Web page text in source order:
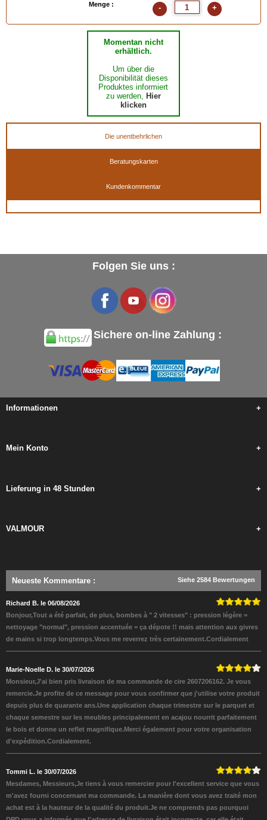
Menge :
- +
Momentan nicht
erhältlich.
Um über die
Disponibilität dieses
Produktes informiert
zu werden, Hier
klicken
Die unentbehrlichen
Beratungskarten
Kundenkommentar
Folgen Sie uns :
Sichere on-line Zahlung :
Informationen +
Mein Konto +
Lieferung in 48 Stunden +
VALMOUR +
Neueste Kommentare : Siehe 2584 Bewertungen
Richard B. le 06/08/2026
Bonjour,Tout a été parfait, de plus, bombes à " 2 vitesses" : pression légère =
nettoyage "normal", pression accentuée = ça dépote !! mais attention aux givres
de mains si trop longtemps.Vous me reverrez très certainement.Cordialement
Marie-Noelle D. le 30/07/2026
Monsieur,J'ai bien pris livraison de ma commande de cire 2607206162. Je vous
remercie.Je profite de ce message pour vous confirmer que j'utilise votre produit
depuis plus de quarante ans.Une application chaque trimestre sur le parquet et
chaque semestre sur les meubles principalement en acajou nourrit parfaitement
le bois et donne un reflet magnifique.Merci également pour votre organisation
d'expédition.Cordialement.
Tommi L. le 30/07/2026
Mesdames, Messieurs,Je tiens à vous remercier pour l'excellent service que vous
m'avez fourni concernant ma commande. La manière dont vous avez traité mon
achat est à la hauteur de la qualité du produit.Je ne comprends pas pourquoi